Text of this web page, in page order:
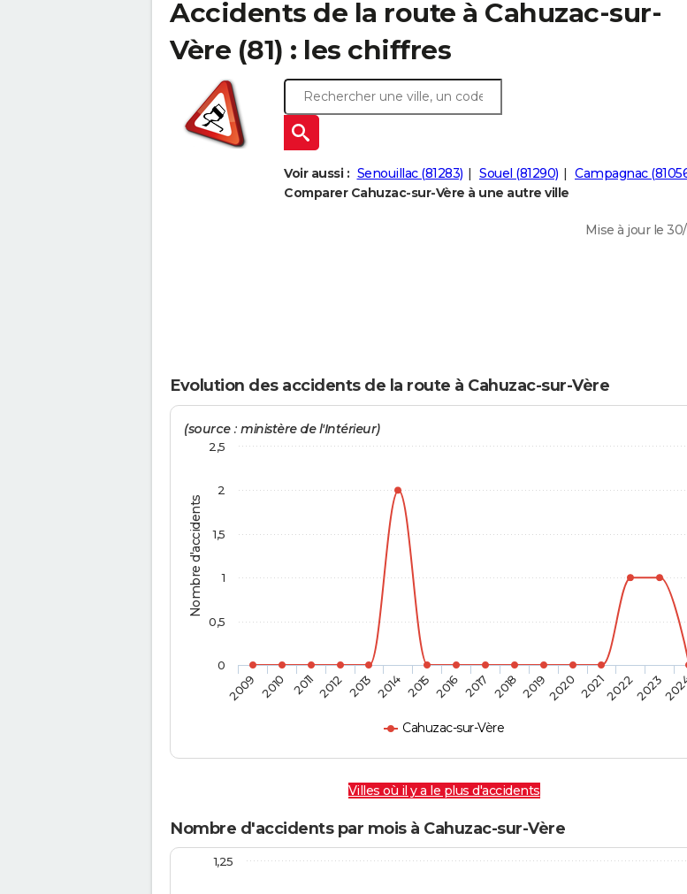
Accidents de la route à Cahuzac-sur-
Vère (81) : les chiffres
Voir aussi : Senouillac (81283) Souel (81290)
Campagnac
Comparer Cahuzac-sur-Vère à une autre ville
Mise à jour le
Evolution des accidents de la route à Cahuzac-sur-Vère
Nombre d'accidents
(source : ministère de l'Intérieur)
Cahuzac-sur-Vère
2009 2010 2011 2012 2013 2014 2015 2016 2017 2018 20192020 202120222023
0
0,5
1
1,5
2
2,5
Villes où il y a le plus d'accidents
Nombre d'accidents par mois à Cahuzac-sur-Vère
1,25